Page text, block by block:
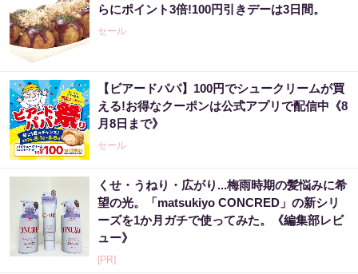
らにポイント3倍!100円引きデーは3日間。
セール
【ビアードパパ】100円でシュークリームが買
える!お得なクーポンは公式アプリで配信中《8
月8日まで》
セール
くせ・うねり・広がり...梅雨時期の髪悩みに希
望の光。「matsukiyo CONCRED」の新シリ
ーズを1か月ガチで使ってみた。《編集部レビ
ュー》
[PR]